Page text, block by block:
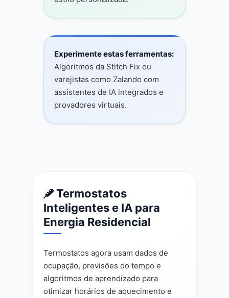
Experimente estas ferramentas:
Algoritmos da Stitch Fix ou
varejistas como Zalando com
assistentes de IA integrados e
provadores virtuais.
Termostatos
Inteligentes e IA para
Energia Residencial
Termostatos agora usam dados de
ocupação, previsões do tempo e
algoritmos de aprendizado para
otimizar horários de aquecimento e